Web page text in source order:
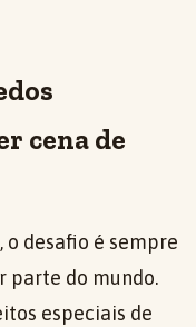
cena de
desafio é sempre
parte do mundo.
especiais de